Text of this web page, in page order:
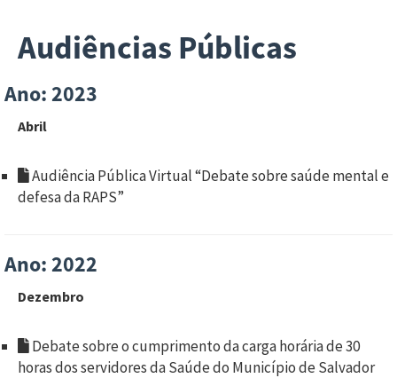
Audiências Públicas
Ano: 2023
Abril
Audiência Pública Virtual “Debate sobre saúde mental e
defesa da RAPS”
Ano: 2022
Dezembro
Debate sobre o cumprimento da carga horária de 30
horas dos servidores da Saúde do Município de Salvador